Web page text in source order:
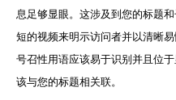
息足够显眼。这涉及到您的标题
短的视频来明示访问者并以清晰
号召性用语应该易于识别并且位
该与您的标题相关联。